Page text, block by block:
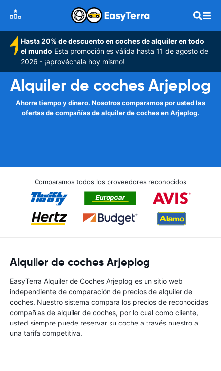
Hasta 20% de descuento en coches de alquiler en todo
el mundo Esta promoción es válida hasta 11 de agosto de
2026 - ¡aprovéchala hoy mismo!
Alquiler de coches Arjeplog
Ahorre tiempo y dinero. Nosotros comparamos por usted las
ofertas de compañías de alquiler de coches en Arjeplog.
Comparamos todos los proveedores reconocidos
Alquiler de coches Arjeplog
EasyTerra Alquiler de Coches Arjeplog es un sitio web
independiente de comparación de precios de alquiler de
coches. Nuestro sistema compara los precios de reconocidas
compañías de alquiler de coches, por lo cual como cliente,
usted siempre puede reservar su coche a través nuestro a
una tarifa competitiva.